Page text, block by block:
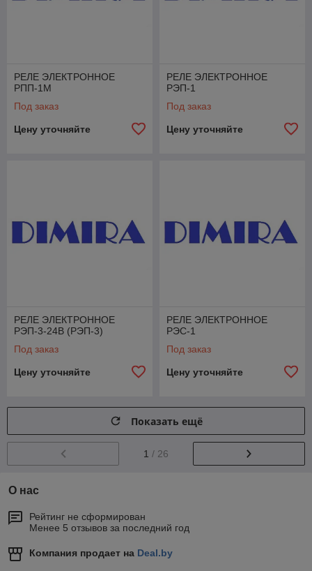
РЕЛЕ ЭЛЕКТРОННОЕ
РПП-1М
Под заказ
Цену уточняйте
РЕЛЕ ЭЛЕКТРОННОЕ
РЭП-1
Под заказ
Цену уточняйте
РЕЛЕ ЭЛЕКТРОННОЕ
РЭП-3-24В (РЭП-3)
Под заказ
Цену уточняйте
РЕЛЕ ЭЛЕКТРОННОЕ
РЭС-1
Под заказ
Цену уточняйте
Показать ещё
1 / 26
О нас
Рейтинг не сформирован
Менее 5 отзывов за последний год
Компания продает на Deal.by